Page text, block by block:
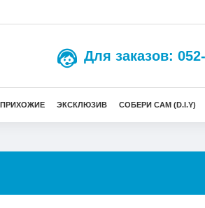
Для заказов:
ПРИХОЖИЕ ЭКСКЛЮЗИВ СОБЕРИ САМ (D.I.Y)